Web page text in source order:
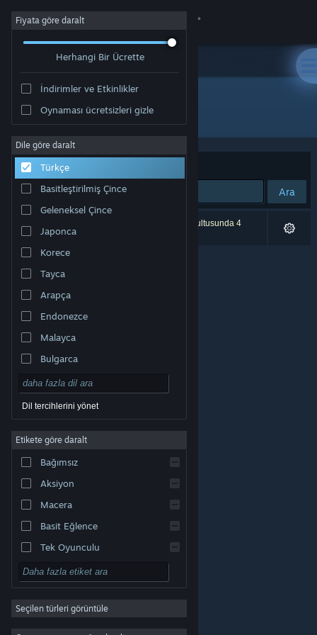
Giriş yap
Hakkında
Destek
Dili değiştir
Steam mobil uygulamasını yükle
Masaüstü internet sitesini görüntüle
© Valve Corporation. Tüm hakları saklıdır. Tüm ticari
markalar, ABD ve diğer ülkelerde ilgili sahiplerinin
mülkiyetindedir.Gizlilik Politikası|Yasal Bilgi|
Erişilebilirlik|Steam Abonelik Sözleşmesi
Çerezler
Fiyata göre daralt
Herhangi Bir Ücrette
İndirimler ve Etkinlikler
Oynaması ücretsizleri gizle
Dile göre daralt
Türkçe
Basitleştirilmiş Çince
Geleneksel Çince
Japonca
Korece
Tayca
Arapça
Endonezce
Malayca
Bulgarca
Çekçe
Danca
Almanca
İngilizce
Kastilya İspanyolcası
Latin Amerika İspanyolcası
Dil tercihlerini yönet
Etikete göre daralt
Bağımsız
Aksiyon
Macera
Basit Eğlence
Tek Oyunculu
Simülasyon
RYO
Strateji
2D
Seçilen türleri görüntüle
Geliştirici: Reb_Orn
Sırala Uygunluk
Ara
0 sonuç aramanızla eşleşiyor. Tercihleriniz doğrultusunda 4
ürün dâhil edilmedi.